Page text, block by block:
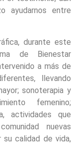
ayudarnos entre
durante este
de Bienestar
a más de
llevando
sonoterapia y
femenino;
actividades que
nuevas
calidad de vida,